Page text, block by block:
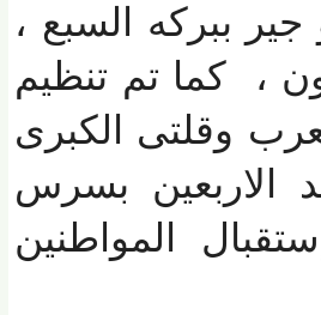
ببركه السبع ،
كما تم تنظيم
وقلتى الكبرى
بسرس
المواطنين